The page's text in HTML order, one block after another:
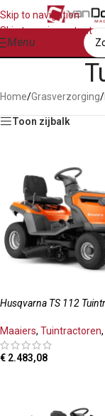
Skip to navigation
Skip to main content
Menu
Home/Grasverzorging/
Toon zijbalk
Husqvarna TS 112
Maaiers, Tuintractoren,
€ 2.483,08